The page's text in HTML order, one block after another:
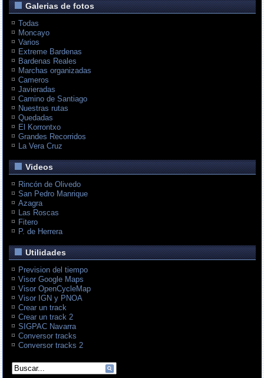
Galerias de fotos
Todas
Moncayo
Varios
Extreme Bardenas
Bardenas Reales
Marchas organizadas
Cameros
Javieradas
Camino de Santiago
Nuestras rutas
Quedadas
El Korrontxo
Grandes Recorridos
La Vera Cruz
Videos
Rincón de Olivedo
San Pedro Manrique
Azagra
Las Roscas
Fitero
P. de Herrera
Utilidades
Prevision del tiempo
Visor Google Maps
Visor OpenCycleMap
Visor IGN y PNOA
Crear un track
Crear un track 2
SIGPAC Navarra
Conversor tracks
Conversor tracks 2